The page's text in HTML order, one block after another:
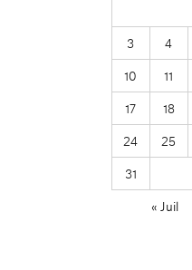
3
4
10
11
17
18
24
25
31
« Juil